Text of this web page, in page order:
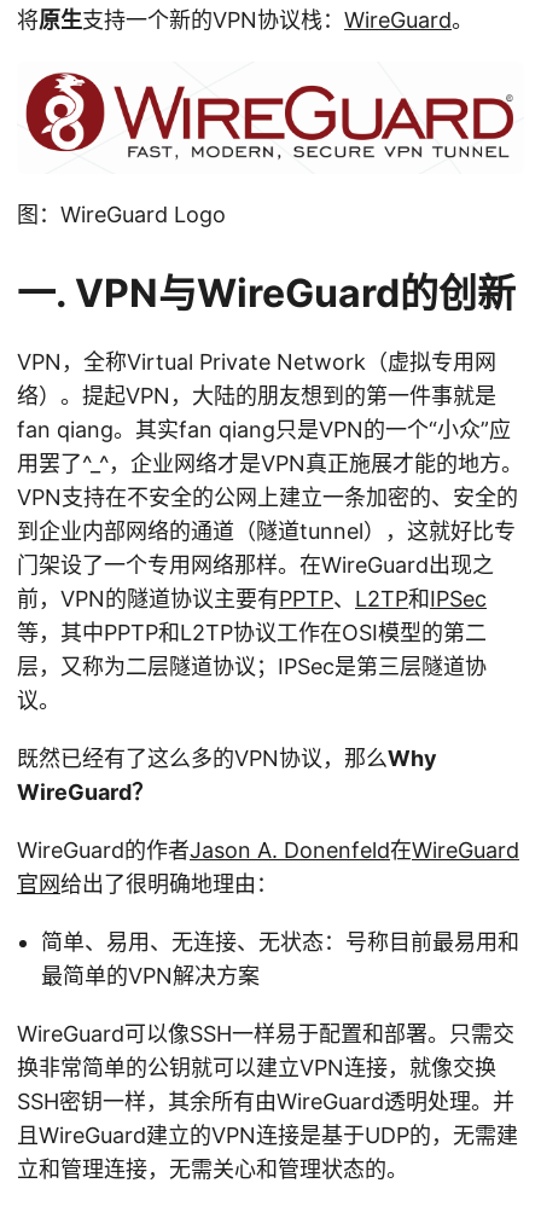
将原生支持一个新的VPN协议栈： WireGuard。
图：WireGuard Logo
一. VPN与WireGuard的创新
VPN，全称Virtual Private Network（虚拟专用网
络）。提起VPN，大陆的朋友想到的第一件事就是
fan qiang。其实fan qiang只是VPN的一个“小众”应
用罢了^_^，企业网络才是VPN真正施展才能的地方。
VPN支持在不安全的公网上建立一条加密的、安全的
到企业内部网络的通道（隧道tunnel），这就好比专
门架设了一个专用网络那样。在WireGuard出现之
前，VPN的隧道协议主要有PPTP、 L2TP和IPSec
等，其中PPTP和L2TP协议工作在OSI模型的第二
层，又称为二层隧道协议；IPSec是第三层隧道协
议。
既然已经有了这么多的VPN协议，那么Why
WireGuard？
WireGuard的作者Jason A. Donenfeld在WireGuard
官网给出了很明确地理由：
简单、易用、无连接、无状态：号称目前最易用和
最简单的VPN解决方案
WireGuard可以像SSH一样易于配置和部署。只需交
换非常简单的公钥就可以建立VPN连接，就像交换
SSH密钥一样，其余所有由WireGuard透明处理。并
且WireGuard建立的VPN连接是基于UDP的，无需建
立和管理连接，无需关心和管理状态的。